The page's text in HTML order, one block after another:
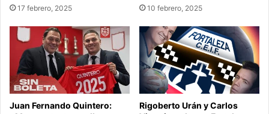
17 febrero, 2025 10 febrero, 2025
Juan Fernando Quintero:
Rigoberto Urán y Carlos